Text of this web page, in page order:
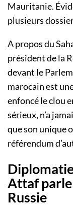
Mauritanie.
plusieurs
A propos du
président de la
devant le
marocain est
enfoncé le clou
sérieux, n’a
que son unique
référendum
Attaf parle
Russie